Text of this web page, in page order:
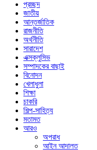
প্রচ্ছদ
জাতীয়
আন্তর্জাতিক
রাজনীতি
অর্থনীতি
সারাদেশ
এক্সক্লুসিভ
সম্পাদকের বাছাই
বিনোদন
খেলাধুলা
শিক্ষা
চাকরি
শিল্প-সাহিত্য
মতামত
আরও
অপরাধ
আইন আদালত